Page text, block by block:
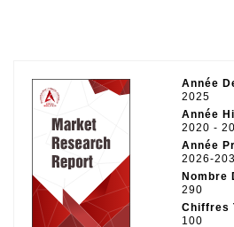
Année
2025
Année
2020 -
Année
2026-
Nombre
290
Chiffres
100